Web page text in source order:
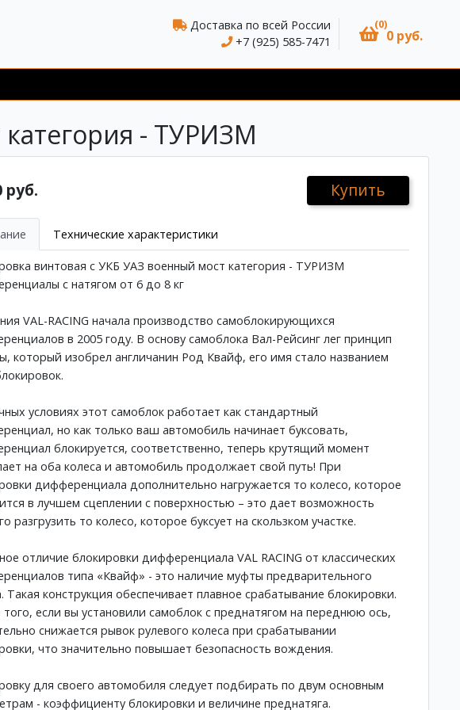
Доставка по всей России
+7 (925) 585-7471
(0)
0 руб.
- ТУРИЗМ
руб. Купить
Технические характеристики
винтовая с УКБ УАЗ военный мост категория - ТУРИЗМ
с натягом от 6 до 8 кг
VAL-RACING начала производство самоблокирующихся
в 2005 году. В основу самоблока Вал-Рейсинг лег принцип
который изобрел англичанин Род Квайф, его имя стало названием
условиях этот самоблок работает как стандартный
но как только ваш автомобиль начинает буксовать,
блокируется, соответственно, теперь крутящий момент
на оба колеса и автомобиль продолжает свой путь! При
дифференциала дополнительно нагружается то колесо, которое
в лучшем сцеплении с поверхностью – это дает возможность
разгрузить то колесо, которое буксует на скользком участке.
отличие блокировки дифференциала VAL RACING от классических
типа «Квайф» - это наличие муфты предварительного
Такая конструкция обеспечивает плавное срабатывание блокировки.
если вы установили самоблок с преднатягом на переднюю ось,
снижается рывок рулевого колеса при срабатывании
что значительно повышает безопасность вождения.
для своего автомобиля следует подбирать по двум основным
- коэффициенту блокировки и величине преднатяга.